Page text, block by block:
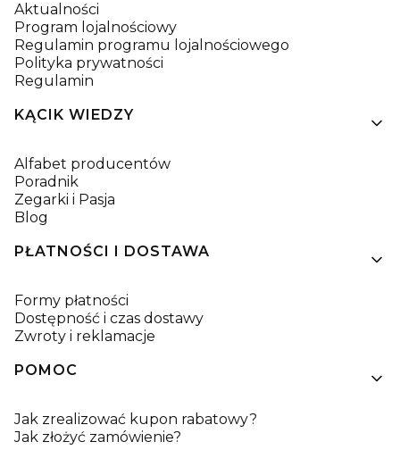
Aktualności
Program lojalnościowy
Regulamin programu lojalnościowego
Polityka prywatności
Regulamin
KĄCIK WIEDZY
Alfabet producentów
Poradnik
Zegarki i Pasja
Blog
PŁATNOŚCI I DOSTAWA
Formy płatności
Dostępność i czas dostawy
Zwroty i reklamacje
POMOC
Jak zrealizować kupon rabatowy?
Jak złożyć zamówienie?